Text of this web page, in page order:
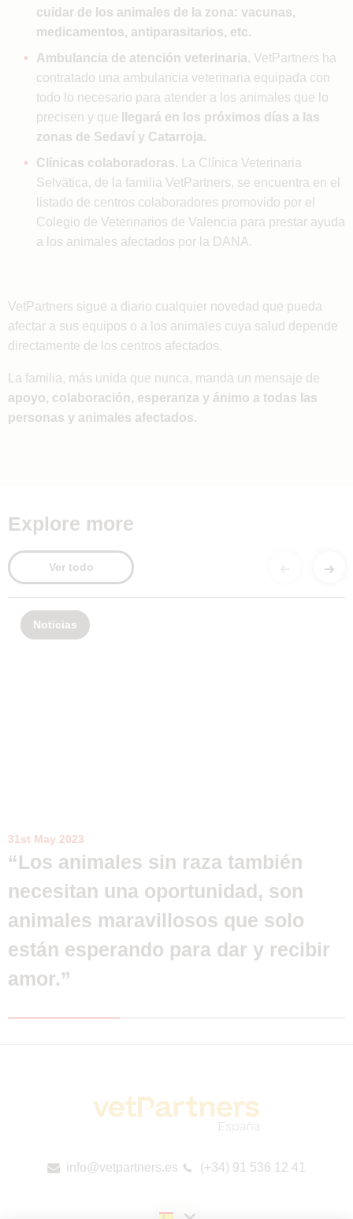
cuidar de los animales de la zona: vacunas,
medicamentos, antiparasitarios, etc.
Ambulancia de atención veterinaria. VetPartners ha
contratado una ambulancia veterinaria equipada con
todo lo necesario para atender a los animales que lo
precisen y que llegará en los próximos días a las
zonas de Sedaví y Catarroja.
Clínicas colaboradoras. La Clínica Veterinaria
Selvätica, de la familia VetPartners, se encuentra en el
listado de centros colaboradores promovido por el
Colegio de Veterinarios de Valencia para prestar ayuda
a los animales afectados por la DANA.
VetPartners sigue a diario cualquier novedad que pueda
afectar a sus equipos o a los animales cuya salud depende
directamente de los centros afectados.
La familia, más unida que nunca, manda un mensaje de
apoyo, colaboración, esperanza y ánimo a todas las
personas y animales afectados.
Explore more
Ver todo
Noticias
31st May 2023
“Los animales sin raza también
necesitan una oportunidad, son
animales maravillosos que solo
están esperando para dar y recibir
amor.”
info@vetpartners.es (+34) 91 536 12 41